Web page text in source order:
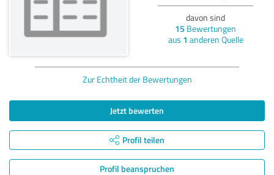
davon sind
15 Bewertungen
aus 1 anderen Quelle
Zur Echtheit der Bewertungen
Jetzt bewerten
Profil teilen
Profil beanspruchen